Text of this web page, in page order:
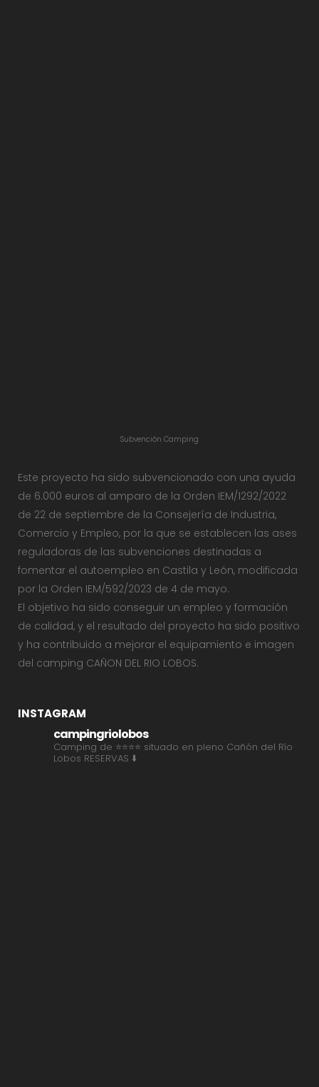
Subvención Camping
Este proyecto ha sido subvencionado con una ayuda
de 6.000 euros al amparo de la Orden IEM/1292/2022
de 22 de septiembre de la Consejería de Industria,
Comercio y Empleo, por la que se establecen las ases
reguladoras de las subvenciones destinadas a
fomentar el autoempleo en Castila y León, modificada
por la Orden IEM/592/2023 de 4 de mayo.
El objetivo ha sido conseguir un empleo y formación
de calidad, y el resultado del proyecto ha sido positivo
y ha contribuido a mejorar el equipamiento e imagen
del camping CAÑON DEL RIO LOBOS.
INSTAGRAM
campingriolobos
Camping de ⭐⭐⭐⭐ situado en pleno Cañón del Río
Lobos RESERVAS ⬇️